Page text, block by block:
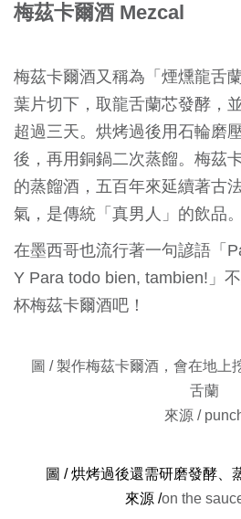
梅茲卡爾酒 Mezcal
梅茲卡爾酒又稱為「煙燻龍舌
葉片切下，取龍舌蘭芯發酵，
超過三天。烘烤過後用石輪磨
後，再用銅鍋二次蒸餾。梅茲
的蒸餾酒，五百年來延續著古
氣，是傳統「真男人」的飲品。
在墨西哥也流行著一句諺語「
Y Para todo bien, tambien!」
杯梅茲卡爾酒吧！
圖 / 製作梅茲卡爾酒，會在地上
舌蘭
來源 /
圖 / 烘烤過後還需研磨發酵、
來源 /on the